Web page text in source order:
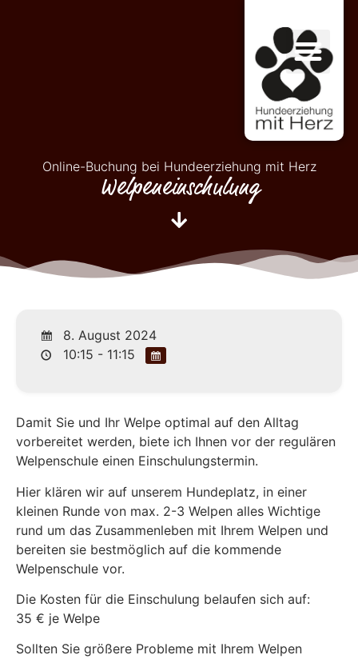
Online-Buchung bei Hundeerziehung mit Herz
Welpeneinschulung
8. August 2024
10:15 - 11:15
Damit Sie und Ihr Welpe optimal auf den Alltag
vorbereitet werden, biete ich Ihnen vor der regulären
Welpenschule einen Einschulungstermin.
Hier klären wir auf unserem Hundeplatz, in einer
kleinen Runde von max. 2-3 Welpen alles Wichtige
rund um das Zusammenleben mit Ihrem Welpen und
bereiten sie bestmöglich auf die kommende
Welpenschule vor.
Die Kosten für die Einschulung belaufen sich auf:
35 € je Welpe
Sollten Sie größere Probleme mit Ihrem Welpen